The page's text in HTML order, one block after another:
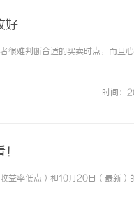
好
很难判断合适的买卖时点，而且
时间：
益率低点）和10月20日（最新